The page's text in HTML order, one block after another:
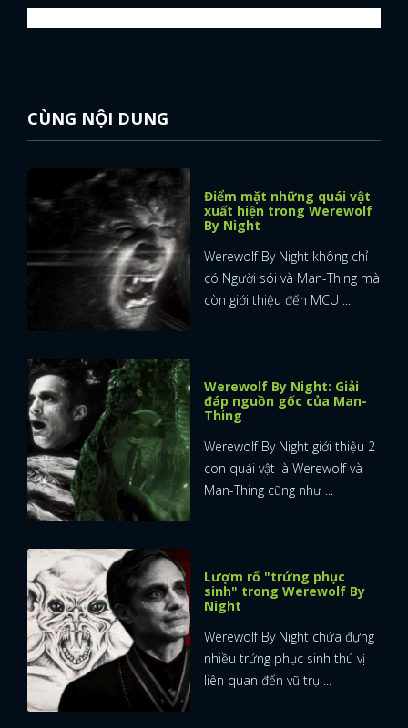
CÙNG NỘI DUNG
Điểm mặt những quái vật
xuất hiện trong Werewolf
By Night
Werewolf By Night không chỉ
có Người sói và Man-Thing mà
còn giới thiệu đến MCU ...
Werewolf By Night: Giải
đáp nguồn gốc của Man-
Thing
Werewolf By Night giới thiệu 2
con quái vật là Werewolf và
Man-Thing cũng như ...
Lượm rổ "trứng phục
sinh" trong Werewolf By
Night
Werewolf By Night chứa đựng
nhiều trứng phục sinh thú vị
liên quan đến vũ trụ ...